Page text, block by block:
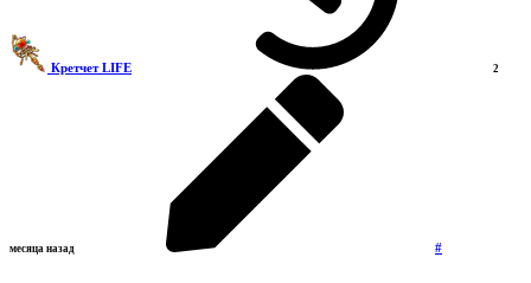
Кретчет LIFE 2
месяца назад #